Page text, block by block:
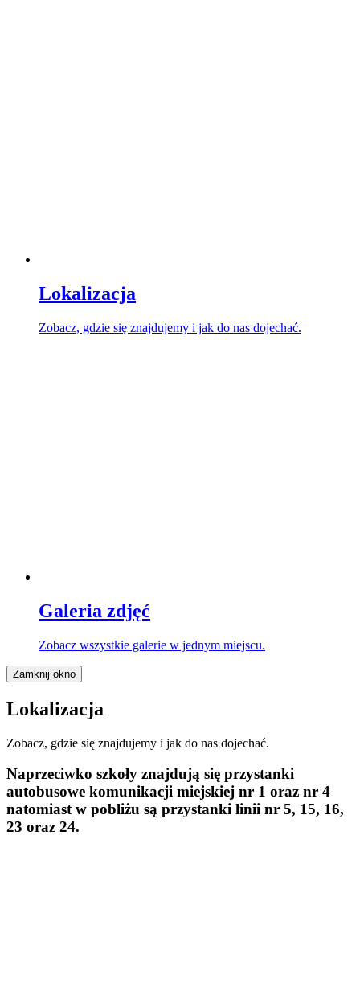
Lokalizacja
Zobacz, gdzie się znajdujemy i jak do nas dojechać.
Galeria zdjęć
Zobacz wszystkie galerie w jednym miejscu.
Zamknij okno
Lokalizacja
Zobacz, gdzie się znajdujemy i jak do nas dojechać.
Naprzeciwko szkoły znajdują się przystanki
autobusowe komunikacji miejskiej nr 1 oraz nr 4
natomiast w pobliżu są przystanki linii nr 5, 15, 16,
23 oraz 24.